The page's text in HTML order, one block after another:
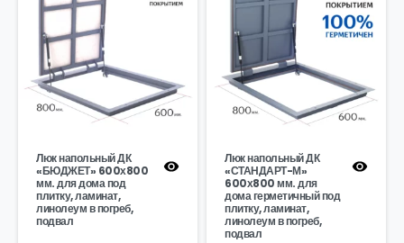
Люк напольный ДК
«БЮДЖЕТ» 600х800
мм. для дома под
плитку, ламинат,
линолеум в погреб,
подвал
Люк напольный ДК
«СТАНДАРТ-М»
600х800 мм. для
дома герметичный под
плитку, ламинат,
линолеум в погреб,
подвал